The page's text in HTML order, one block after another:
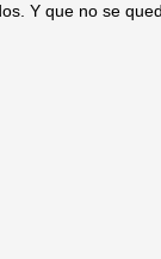
Y que no se